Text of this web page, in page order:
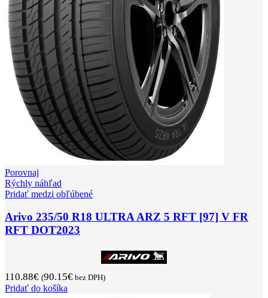
Porovnaj
Rýchly náhľad
Pridať medzi obľúbené
Arivo 235/50 R18 ULTRA ARZ 5 RFT [97] V FR
RFT DOT2023
110.88€ (90.15€ bez DPH)
Pridať do košíka